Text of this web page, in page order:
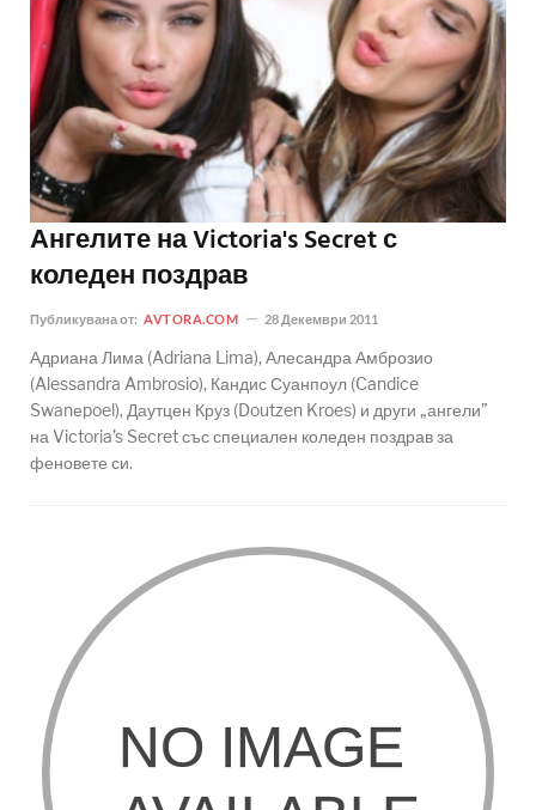
Ангелите на Victoria's Secret с
коледен поздрав
Публикувана от: AVTORA.COM 28 Декември 2011
Адриана Лима (Adriana Lima), Алесандра Амброзио
(Alessandra Ambrosio), Кандис Суанпоул (Candice
Swanеpoel), Даутцен Круз (Doutzen Kroes) и други „ангели”
на Victoria’s Secret със специален коледен поздрав за
феновете си.